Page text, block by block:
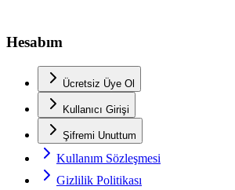
Hesabım
Ücretsiz Üye Ol
Kullanıcı Girişi
Şifremi Unuttum
Kullanım Sözleşmesi
Gizlilik Politikası